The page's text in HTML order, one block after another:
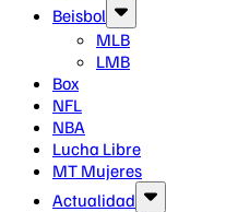
Beisbol
MLB
LMB
Box
NFL
NBA
Lucha Libre
MT Mujeres
Actualidad